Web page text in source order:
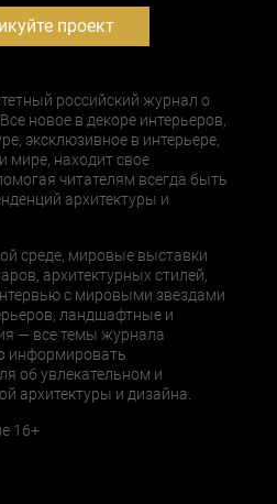
проект
российский журнал о
новое в декоре интерьеров,
эксклюзивное в интерьере,
мире, находит свое
читателям всегда быть
архитектуры и
среде, мировые выставки
архитектурных стилей,
с мировыми звездами
ландшафтные и
— все темы журнала
информировать
об увлекательном и
архитектуры и дизайна.
16+